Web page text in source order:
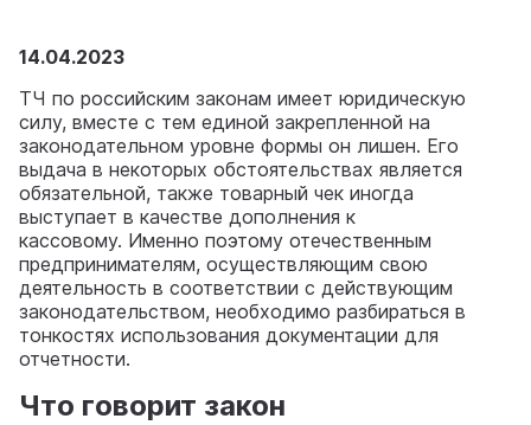
14.04.2023
ТЧ по российским законам имеет юридическую
силу, вместе с тем единой закрепленной на
законодательном уровне формы он лишен. Его
выдача в некоторых обстоятельствах является
обязательной, также товарный чек иногда
выступает в качестве дополнения к
кассовому. Именно поэтому отечественным
предпринимателям, осуществляющим свою
деятельность в соответствии с действующим
законодательством, необходимо разбираться в
тонкостях использования документации для
отчетности.
Что говорит закон